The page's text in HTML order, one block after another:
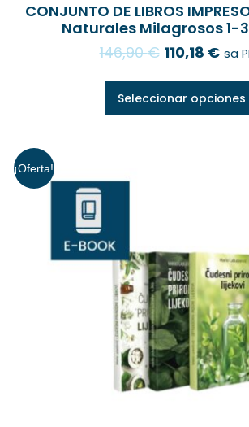
CONJUNTO DE LIBROS
Naturales Milagrosos 1-
146,90€ 110,18 € sa
Seleccionar opciones
¡Oferta!